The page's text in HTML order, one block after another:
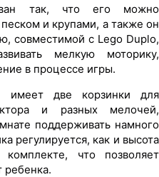
так, что его можно
и крупами, а также он
совместимой с Lego Duplo,
мелкую моторику,
в процессе игры.
имеет две корзинки для
и разных мелочей,
поддерживать намного
регулируется, как и высота
что позволяет
ребенка.